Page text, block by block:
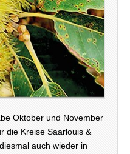
Oktober und November
die Kreise Saarlouis &
auch wieder in